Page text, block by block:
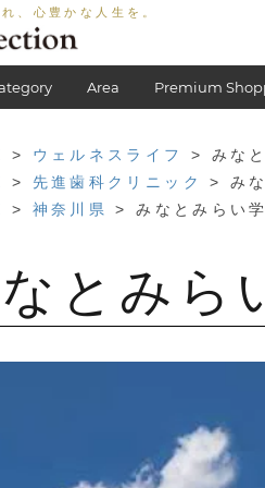
、心豊かな人生を。
Area Premium
> ウェルネスライフ
> みな
> 先進歯科クリニック
> み
> 神奈川県 > みなとみらい
とみら